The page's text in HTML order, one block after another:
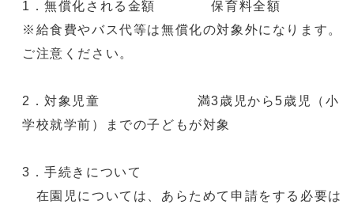
1．無償化される金額 保育料全額
※給食費やバス代等は無償化の対象外になります。
ご注意ください。
2．対象児童 満3歳児から5歳児（小
学校就学前）までの子どもが対象
3．手続きについて
在園児については、あらためて申請をする必要は